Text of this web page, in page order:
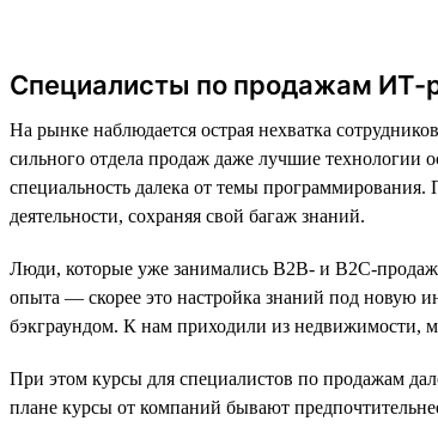
Специалисты по продажам ИТ-
На рынке наблюдается острая нехватка
сильного отдела продаж даже лучшие технологии
специальность далека от темы
деятельности, сохраняя свой багаж знаний.
Люди, которые уже занимались B2B- и B2C-
опыта — скорее это настройка знаний под новую
бэкграундом. К нам приходили из недвижимости,
При этом курсы для специалистов по продажам
плане курсы от компаний бывают